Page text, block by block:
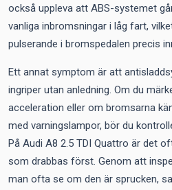
också uppleva att ABS-systemet
vanliga inbromsningar i låg fart,
pulserande i bromspedalen precis
Ett annat symptom är att
ingriper utan anledning. Om du
acceleration eller om bromsarna
med varningslampor, bör du
På Audi A8 2.5 TDI Quattro är det
som drabbas först. Genom att
man ofta se om den är sprucken,